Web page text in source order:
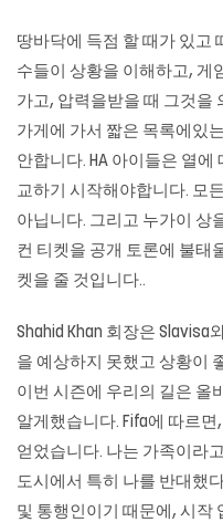
땅바닥에 득점 할 때가 있고
수들이 상황을 이해하고, 게
가고, 압력을받을 때 그것을
가게에 가서 짧은 목록에있
안합니다. HA 아이들은 열에
교하기 시작해야합니다. 모
아닙니다. 그리고 누가이 상
컨 티켓을 공개 토론에 불태
켓을 줄 것입니다..
Shahid Khan 회장은 Slavisa
을 예상하지 못했고 상황이
이번 시즌에 우리의 길은 올
알게했습니다. Fifa에 따르
얻었습니다. 나는 가족이라
도시에서 특히 나를 반대했
및 통행인이기 때문에, 시작